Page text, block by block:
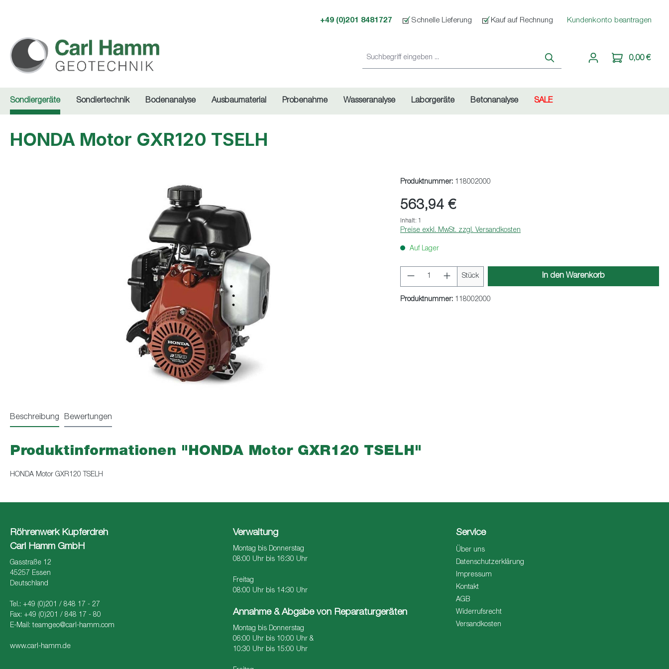
+49 (0)201 8481727 Schnelle Lieferung Kauf auf Rechnung Kundenkonto beantragen
0,00 €
Sondiergeräte Sondiertechnik Bodenanalyse Ausbaumaterial Probenahme Wasseranalyse Laborgeräte Betonanalyse SALE
HONDA Motor GXR120 TSELH
Produktnummer: 118002000
563,94 €
Inhalt: 1
Preise exkl. MwSt. zzgl. Versandkosten
Auf Lager
Produkt Anzahl: Gib den gewünschten Wert ein
Stück In den Warenkorb
Produktnummer: 118002000
Beschreibung Bewertungen
Produktinformationen "HONDA Motor GXR120 TSELH"
HONDA Motor GXR120 TSELH
Röhrenwerk Kupferdreh
Carl Hamm GmbH
Gasstraße 12
45257 Essen
Deutschland
Tel.: +49 (0)201 / 848 17 - 27
Fax: +49 (0)201 / 848 17 - 80
E-Mail:teamgeo@carl-hamm.com
www.carl-hamm.de
Verwaltung
Montag bis Donnerstag
08:00 Uhr bis 16:30 Uhr
Freitag
08:00 Uhr bis 14:30 Uhr
Annahme & Abgabe von Reparaturgeräten
Montag bis Donnerstag
06:00 Uhr bis 10:00 Uhr &
10:30 Uhr bis 15:00 Uhr
Service
Über uns
Datenschutzerklärung
Impressum
Kontakt
AGB
Widerrufsrecht
Versandkosten